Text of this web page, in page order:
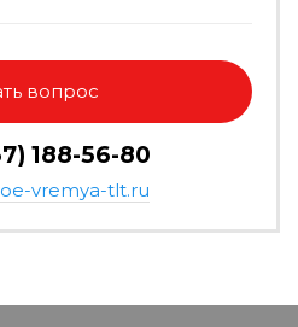
вопрос
188-56-80
vremya-tlt.ru